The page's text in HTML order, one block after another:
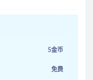
5金币
免费